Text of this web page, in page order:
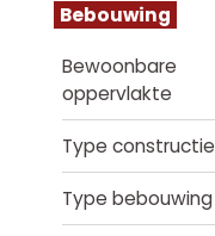
Bebouwing
Bewoonbare
oppervlakte
Type constructie
Type bebouwing